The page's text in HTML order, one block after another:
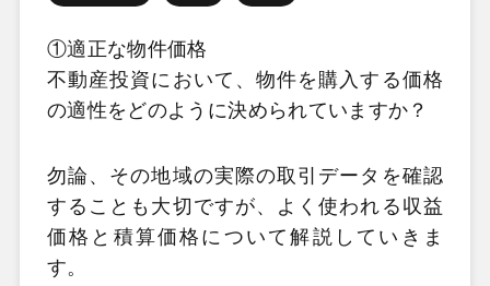
①適正な物件価格
不動産投資において、物件を購入する価格
の適性をどのように決められていますか？
勿論、その地域の実際の取引データを確認
することも大切ですが、よく使われる収益
価格と積算価格について解説していきま
す。